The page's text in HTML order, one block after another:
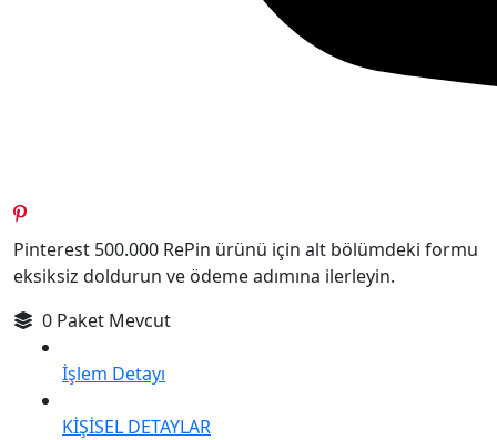
Pinterest 500.000 RePin ürünü için alt bölümdeki formu
eksiksiz doldurun ve ödeme adımına ilerleyin.
0 Paket Mevcut
İşlem Detayı
KİŞİSEL DETAYLAR